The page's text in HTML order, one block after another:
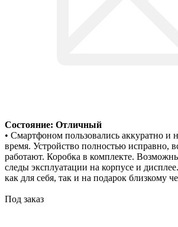
Состояние: Отличный
• Смартфоном пользовались аккуратно и
время. Устройство полностью исправно,
работают. Коробка в комплекте.
следы эксплуатации на корпусе и
как для себя, так и на подарок близкому
Под заказ